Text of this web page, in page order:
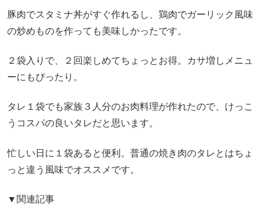
豚肉でスタミナ丼がすぐ作れるし、鶏肉でガーリック風味
の炒めものを作っても美味しかったです。
２袋入りで、２回楽しめてちょっとお得。カサ増しメニュ
ーにもぴったり。
タレ１袋でも家族３人分のお肉料理が作れたので、けっこ
うコスパの良いタレだと思います。
忙しい日に１袋あると便利。普通の焼き肉のタレとはちょ
っと違う風味でオススメです。
▼関連記事